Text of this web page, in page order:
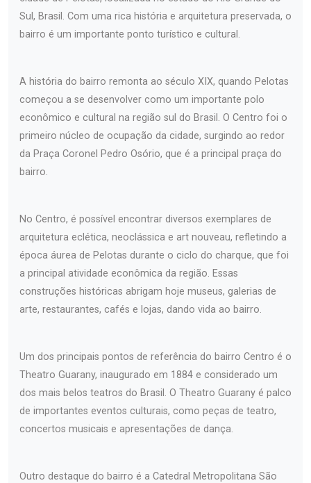
Sul, Brasil. Com uma rica história e arquitetura preservada, o
bairro é um importante ponto turístico e cultural.
A história do bairro remonta ao século XIX, quando Pelotas
começou a se desenvolver como um importante polo
econômico e cultural na região sul do Brasil. O Centro foi o
primeiro núcleo de ocupação da cidade, surgindo ao redor
da Praça Coronel Pedro Osório, que é a principal praça do
bairro.
No Centro, é possível encontrar diversos exemplares de
arquitetura eclética, neoclássica e art nouveau, refletindo a
época áurea de Pelotas durante o ciclo do charque, que foi
a principal atividade econômica da região. Essas
construções históricas abrigam hoje museus, galerias de
arte, restaurantes, cafés e lojas, dando vida ao bairro.
Um dos principais pontos de referência do bairro Centro é o
Theatro Guarany, inaugurado em 1884 e considerado um
dos mais belos teatros do Brasil. O Theatro Guarany é palco
de importantes eventos culturais, como peças de teatro,
concertos musicais e apresentações de dança.
Outro destaque do bairro é a Catedral Metropolitana São